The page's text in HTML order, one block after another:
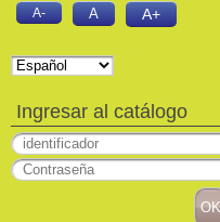
A- A A+
Ingresar al catálogo